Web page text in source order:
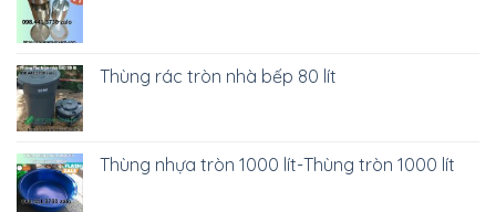
Thùng rác tròn nhà bếp 80 lít
Thùng nhựa tròn 1000 lít-Thùng tròn 1000 lít